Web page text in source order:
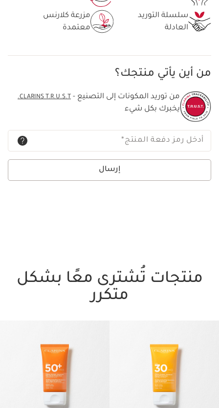
سلسلة التوريد
العادلة
مزرعة كلارنس
معتمدة
من أين يأتي منتجك؟
من توريد المكونات إلى التصنيع - CLARINS T.R.U.S.T.
يخبرك بكل شيء
أدخل رمز دفعة المنتج*
إرسال
منتجات تُشترى معًا بشكل
متكرر